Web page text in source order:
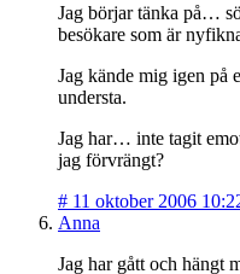
Jag börjar tänka på…
besökare som är
Jag kände mig igen på
understa.
Jag har… inte tagit
jag förvrängt?
# 11 oktober 2006
Anna
Jag har gått och hängt